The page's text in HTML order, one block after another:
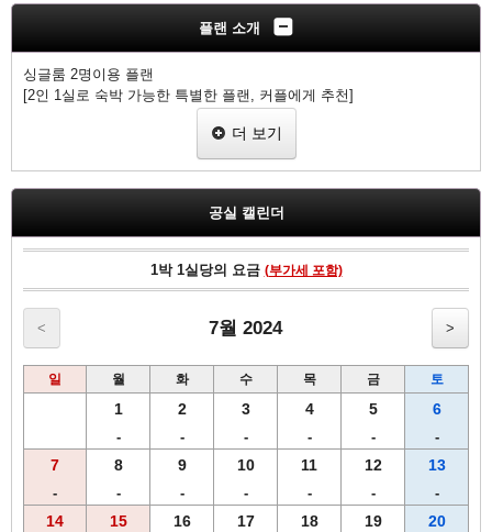
플랜 소개
싱글룸 2명이용 플랜
[2인 1실로 숙박 가능한 특별한 플랜, 커플에게 추천]
• 침대는 120cm의 세미더블 타입으로 준비되어 있습니다.
전 객실 인터넷 무료사용 가능 (와이파이, 유선 랜)
더 보기
공실 캘린더
1박 1실당의 요금 (부가세 포함)
< 7월 2024 >
일 월 화 수 목 금 토
1
-
2
-
3
-
4
-
5
-
6
-
7
-
8
-
9
-
10
-
11
-
12
-
13
-
14 15 16 17 18 19 20